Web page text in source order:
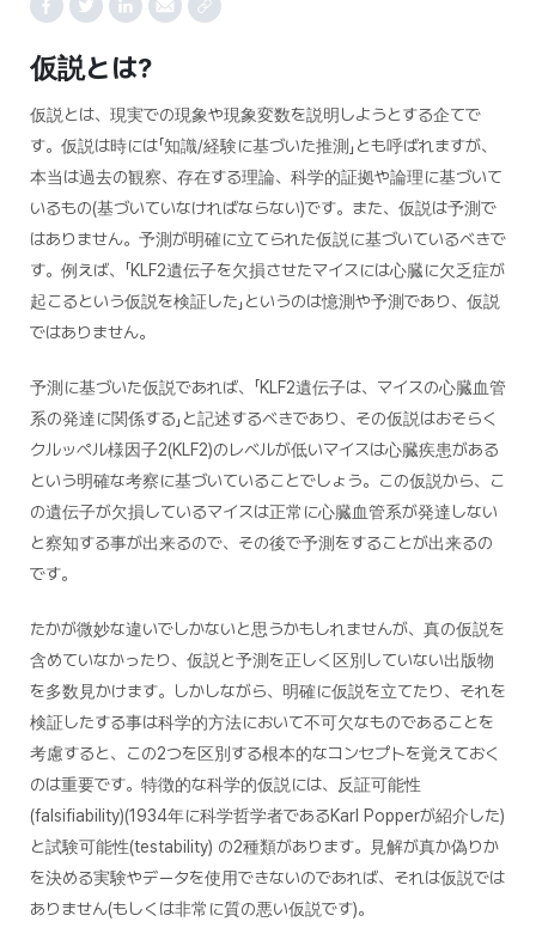
仮説とは?
仮説とは、現実での現象や現象変数を説明しようとする企てで
す。仮説は時には「知識/経験に基づいた推測」とも呼ばれますが、
本当は過去の観察、存在する理論、科学的証拠や論理に基づいて
いるもの(基づいていなければならない)です。また、仮説は予測で
はありません。予測が明確に立てられた仮説に基づいているべきで
す。例えば、「KLF2遺伝子を欠損させたマイスには心臓に欠乏症が
起こるという仮説を検証した」というのは憶測や予測であり、仮説
ではありません。
予測に基づいた仮説であれば、「KLF2遺伝子は、マイスの心臓血管
系の発達に関係する」と記述するべきであり、その仮説はおそらく
クルッペル様因子2(KLF2)のレベルが低いマイスは心臓疾患がある
という明確な考察に基づいていることでしょう。この仮説から、こ
の遺伝子が欠損しているマイスは正常に心臓血管系が発達しない
と察知する事が出来るので、その後で予測をすることが出来るの
です。
たかが微妙な違いでしかないと思うかもしれませんが、真の仮説を
含めていなかったり、仮説と予測を正しく区別していない出版物
を多数見かけます。しかしながら、明確に仮説を立てたり、それを
検証したする事は科学的方法において不可欠なものであることを
考慮すると、この2つを区別する根本的なコンセプトを覚えておく
のは重要です。特徴的な科学的仮説には、反証可能性
(falsifiability)(1934年に科学哲学者であるKarl Popperが紹介した)
と試験可能性(testability) の2種類があります。見解が真か偽りか
を決める実験やデータを使用できないのであれば、それは仮説では
ありません(もしくは非常に質の悪い仮説です)。